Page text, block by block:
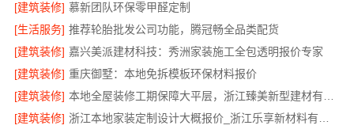
[建筑装修] 慕新团队环保零甲醛定制
[生活服务] 推荐轮胎批发公司功能，腾冠畅全品类配货
[建筑装修] 嘉兴美派建材科技：秀洲家装施工全包透明报价专家
[建筑装修] 重庆御墅：本地免拆模板环保材料报价
[建筑装修]
[建筑装修]